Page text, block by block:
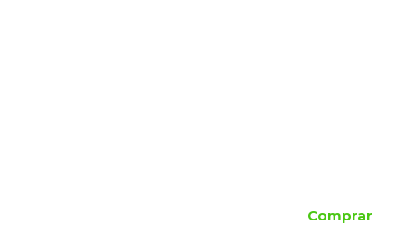
Comprar